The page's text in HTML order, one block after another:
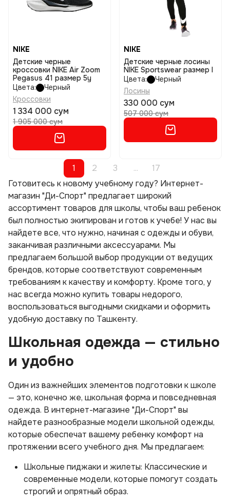
NIKE
Детские черные
кроссовки NIKE Air Zoom
Pegasus 41 размер 5y
Цвета:
Черный
Кроссовки
1 334 000 сум
1 905 000 сум
NIKE
Детские черные лосины
NIKE Sportswear размер l
Цвета:
Черный
Лосины
330 000 сум
507 000 сум
1 2 3 ...
17
Готовитесь к новому учебному году? Интернет-
магазин "Ди-Спорт" предлагает широкий
ассортимент товаров для школы, чтобы ваш ребенок
был полностью экипирован и готов к учебе! У нас вы
найдете все, что нужно, начиная с одежды и обуви,
заканчивая различными аксессуарами. Мы
предлагаем большой выбор продукции от ведущих
брендов, которые соответствуют современным
требованиям к качеству и комфорту. Кроме того, у
нас всегда можно купить товары недорого,
воспользоваться выгодными скидками и оформить
удобную доставку по Ташкенту.
Школьная одежда — стильно
и удобно
Один из важнейших элементов подготовки к школе
— это, конечно же, школьная форма и повседневная
одежда. В интернет-магазине "Ди-Спорт" вы
найдете разнообразные модели школьной одежды,
которые обеспечат вашему ребенку комфорт на
протяжении всего учебного дня. Мы предлагаем:
Школьные пиджаки и жилеты: Классические и
современные модели, которые помогут создать
строгий и опрятный образ.